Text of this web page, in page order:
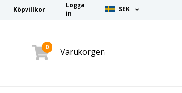
Köpvillkor
Logga
in
SEK
0 Varukorgen